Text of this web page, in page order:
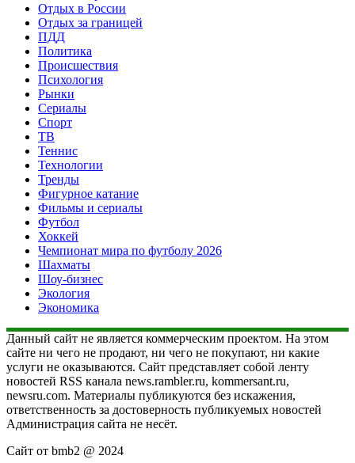
Отдых в России
Отдых за границей
ПДД
Политика
Происшествия
Психология
Рынки
Сериалы
Спорт
ТВ
Теннис
Технологии
Тренды
Фигурное катание
Фильмы и сериалы
Футбол
Хоккей
Чемпионат мира по футболу 2026
Шахматы
Шоу-бизнес
Экология
Экономика
Данный сайт не является коммерческим проектом. На этом
сайте ни чего не продают, ни чего не покупают, ни какие
услуги не оказываются. Сайт представляет собой ленту
новостей RSS канала news.rambler.ru, kommersant.ru,
newsru.com. Материалы публикуются без искажения,
ответственность за достоверность публикуемых новостей
Администрация сайта не несёт.
Сайт от bmb2 @ 2024